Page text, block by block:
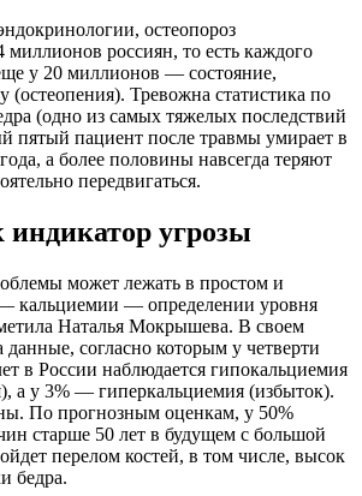
остеопороз
миллионов россиян, то есть каждого
у 20 миллионов — состояние,
(остеопения). Тревожна статистика по
(одно из самых тяжелых последствий
пятый пациент после травмы умирает в
а более половины навсегда теряют
передвигаться.
угрозы
может лежать в простом и
кальциемии — определении уровня
Наталья Мокрышева. В своем
данные, согласно которым у четверти
в России наблюдается гипокальциемия
а у 3% — гиперкальциемия (избыток).
По прогнозным оценкам, у 50%
старше 50 лет в будущем с большой
перелом костей, в том числе, высок
бедра.